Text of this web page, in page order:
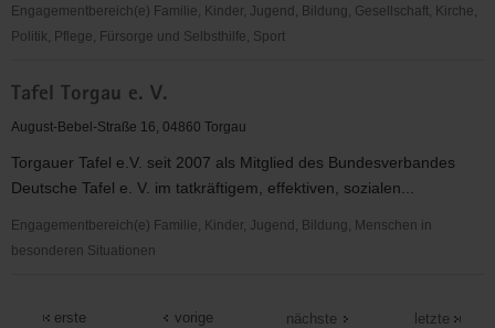
Engagementbereich(e) Familie, Kinder, Jugend, Bildung, Gesellschaft, Kirche,
Politik, Pflege, Fürsorge und Selbsthilfe, Sport
Rotes
Kreuz
KV
Torgau-
Oschatz
e.V.
Tafel Torgau e. V.
August-Bebel-Straße 16, 04860 Torgau
Torgauer Tafel e.V. seit 2007 als Mitglied des Bundesverbandes
Deutsche Tafel e. V. im tatkräftigem, effektiven, sozialen...
Engagementbereich(e) Familie, Kinder, Jugend, Bildung, Menschen in
besonderen Situationen
erste
vorige
nächste letzte